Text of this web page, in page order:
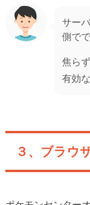
サー
側で
焦ら
有効
３、ブラウ